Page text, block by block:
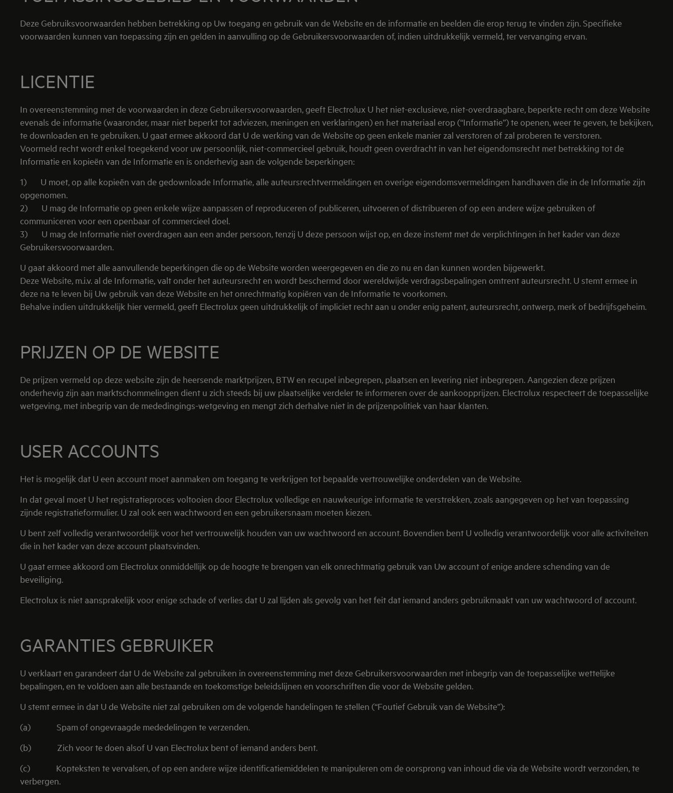
Deze Gebruiksvoorwaarden hebben betrekking op Uw toegang en gebruik van de Website en de informatie en beelden die erop terug te vinden zijn. Specifieke
voorwaarden kunnen van toepassing zijn en gelden in aanvulling op de Gebruikersvoorwaarden of, indien uitdrukkelijk vermeld, ter vervanging ervan.
LICENTIE
In overeenstemming met de voorwaarden in deze Gebruikersvoorwaarden, geeft Electrolux U het niet-exclusieve, niet-overdraagbare, beperkte recht om deze Website
evenals de informatie (waaronder, maar niet beperkt tot adviezen, meningen en verklaringen) en het materiaal erop (“Informatie”) te openen, weer te geven, te bekijken,
te downloaden en te gebruiken. U gaat ermee akkoord dat U de werking van de Website op geen enkele manier zal verstoren of zal proberen te verstoren.
Voormeld recht wordt enkel toegekend voor uw persoonlijk, niet-commercieel gebruik, houdt geen overdracht in van het eigendomsrecht met betrekking tot de
Informatie en kopieën van de Informatie en is onderhevig aan de volgende beperkingen:
1) U moet, op alle kopieën van de gedownloade Informatie, alle auteursrechtvermeldingen en overige eigendomsvermeldingen handhaven die in de Informatie zijn
opgenomen.
2) U mag de Informatie op geen enkele wijze aanpassen of reproduceren of publiceren, uitvoeren of distribueren of op een andere wijze gebruiken of
communiceren voor een openbaar of commercieel doel.
3) U mag de Informatie niet overdragen aan een ander persoon, tenzij U deze persoon wijst op, en deze instemt met de verplichtingen in het kader van deze
Gebruikersvoorwaarden.
U gaat akkoord met alle aanvullende beperkingen die op de Website worden weergegeven en die zo nu en dan kunnen worden bijgewerkt.
Deze Website, m.i.v. al de Informatie, valt onder het auteursrecht en wordt beschermd door wereldwijde verdragsbepalingen omtrent auteursrecht. U stemt ermee in
deze na te leven bij Uw gebruik van deze Website en het onrechtmatig kopiëren van de Informatie te voorkomen.
Behalve indien uitdrukkelijk hier vermeld, geeft Electrolux geen uitdrukkelijk of impliciet recht aan u onder enig patent, auteursrecht, ontwerp, merk of bedrijfsgeheim.
PRIJZEN OP DE WEBSITE
De prijzen vermeld op deze website zijn de heersende marktprijzen, BTW en recupel inbegrepen, plaatsen en levering niet inbegrepen. Aangezien deze prijzen
onderhevig zijn aan marktschommelingen dient u zich steeds bij uw plaatselijke verdeler te informeren over de aankoopprijzen. Electrolux respecteert de toepasselijke
wetgeving, met inbegrip van de mededingings-wetgeving en mengt zich derhalve niet in de prijzenpolitiek van haar klanten.
USER ACCOUNTS
Het is mogelijk dat U een account moet aanmaken om toegang te verkrijgen tot bepaalde vertrouwelijke onderdelen van de Website.
In dat geval moet U het registratieproces voltooien door Electrolux volledige en nauwkeurige informatie te verstrekken, zoals aangegeven op het van toepassing
zijnde registratieformulier. U zal ook een wachtwoord en een gebruikersnaam moeten kiezen.
U bent zelf volledig verantwoordelijk voor het vertrouwelijk houden van uw wachtwoord en account. Bovendien bent U volledig verantwoordelijk voor alle activiteiten
die in het kader van deze account plaatsvinden.
U gaat ermee akkoord om Electrolux onmiddellijk op de hoogte te brengen van elk onrechtmatig gebruik van Uw account of enige andere schending van de
beveiliging.
Electrolux is niet aansprakelijk voor enige schade of verlies dat U zal lijden als gevolg van het feit dat iemand anders gebruikmaakt van uw wachtwoord of account.
GARANTIES GEBRUIKER
U verklaart en garandeert dat U de Website zal gebruiken in overeenstemming met deze Gebruikersvoorwaarden met inbegrip van de toepasselijke wettelijke
bepalingen, en te voldoen aan alle bestaande en toekomstige beleidslijnen en voorschriften die voor de Website gelden.
U stemt ermee in dat U de Website niet zal gebruiken om de volgende handelingen te stellen (“Foutief Gebruik van de Website”):
(a) Spam of ongevraagde mededelingen te verzenden.
(b) Zich voor te doen alsof U van Electrolux bent of iemand anders bent.
(c) Kopteksten te vervalsen, of op een andere wijze identificatiemiddelen te manipuleren om de oorsprong van inhoud die via de Website wordt verzonden, te
verbergen.